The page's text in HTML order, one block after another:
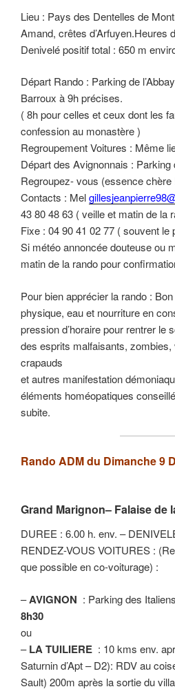
Lieu : Pays des Dentelles de
Amand, crêtes d’Arfuyen.Heures
Denivelé positif total : 650 m
Départ Rando : Parking de
Barroux à 9h précises.
( 8h pour celles et ceux dont les
confession au monastère )
Regroupement Voitures : Même
Départ des Avignonnais : Parking
Regroupez- vous (essence chère
Contacts : Mel
43 80 48 63 ( veille et matin de la
Fixe : 04 90 41 02 77 ( souvent le
Si météo annoncée douteuse ou
matin de la rando pour
Pour bien apprécier la rando :
physique, eau et nourriture en
pression d’horaire pour rentrer le
des esprits malfaisants,
crapauds
et autres manifestation
éléments homéopatiques
subite.
Rando ADM du Dimanche 9
Grand Marignon– Falaise de
DUREE : 6.00 h. env. –
RENDEZ-VOUS VOITURES :
que possible en co-voiturage) :
–AVIGNON : Parking des
8h30
ou
–LA TUILIERE : 10 kms env.
Saturnin d’Apt – D2): RDV au
Sault) 200m après la sortie du